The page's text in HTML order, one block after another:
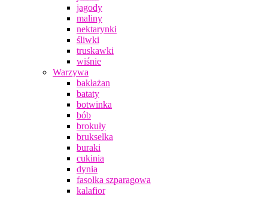
jagody
maliny
nektarynki
śliwki
truskawki
wiśnie
Warzywa
bakłażan
bataty
botwinka
bób
brokuły
brukselka
buraki
cukinia
dynia
fasolka szparagowa
kalafior